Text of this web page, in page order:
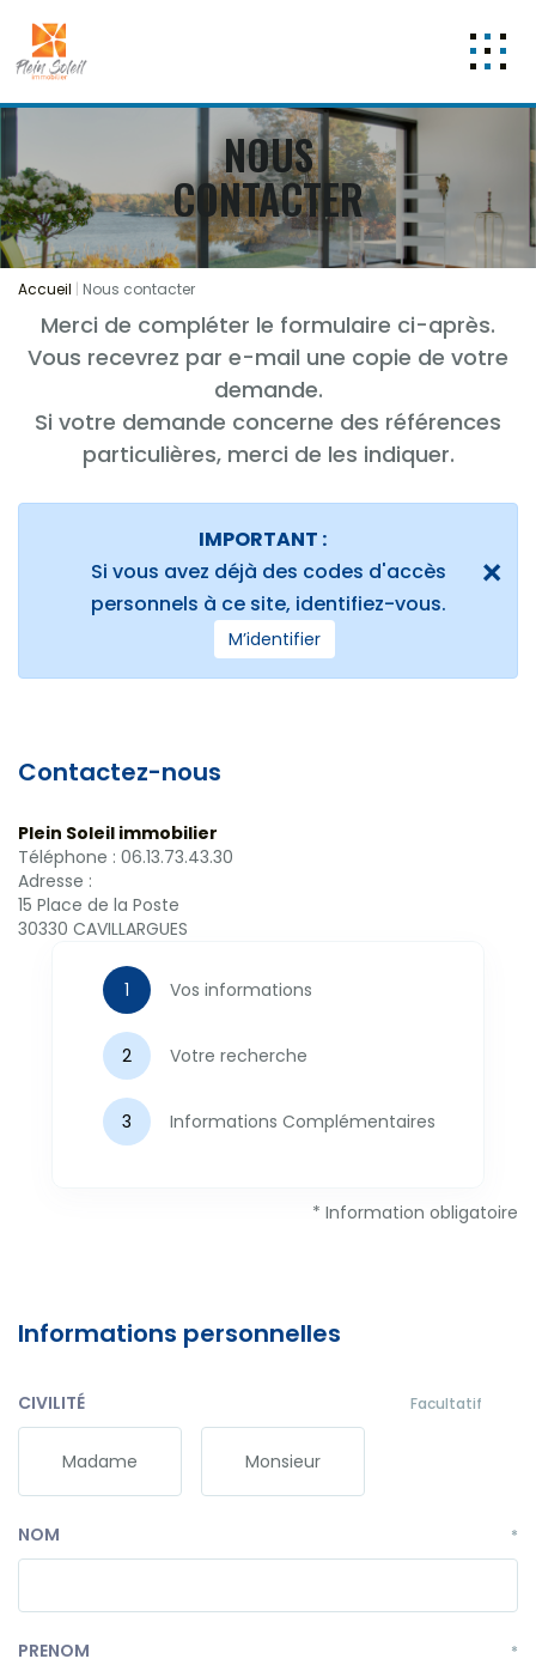
Nos offres
Appartements
A vendre
3 pièces
5 pièces et +
A louer
3 pièces
Maisons
A vendre
Maison
A louer
Programmes neufs
Locaux commerciaux
Immeubles
L'agence
NOUS
CONTACTER
Accueil Nous contacter
Merci de compléter le formulaire ci-après.
Vous recevrez par e-mail une copie de votre
demande.
Si votre demande concerne des références
particulières, merci de les indiquer.
IMPORTANT :
Si vous avez déjà des codes d'accès
personnels à ce site, identifiez-vous.
M’identifier
Contactez-nous
Plein Soleil immobilier
Téléphone : 06.13.73.43.30
Adresse :
15 Place de la Poste
30330 CAVILLARGUES
Vos informations
Votre recherche
Informations Complémentaires
* Information obligatoire
Informations personnelles
CIVILITÉ Facultatif
Madame Monsieur
NOM *
PRENOM *